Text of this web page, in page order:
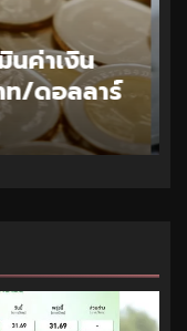
นค่าเงิน
ท/ดอลลาร์